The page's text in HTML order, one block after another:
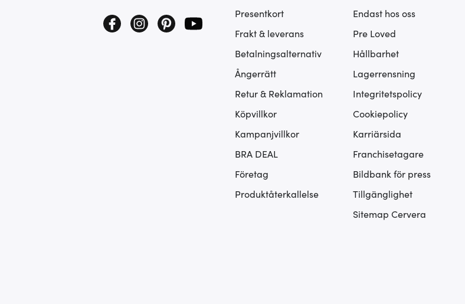
Presentkort
Frakt & leverans
Betalningsalternativ
Ångerrätt
Retur & Reklamation
Köpvillkor
Kampanjvillkor
BRA DEAL
Företag
Produktåterkallelse
Endast hos oss
Pre Loved
Hållbarhet
Lagerrensning
Integritetspolicy
Cookiepolicy
Karriärsida
Franchisetagare
Bildbank för press
Tillgänglighet
Sitemap Cervera